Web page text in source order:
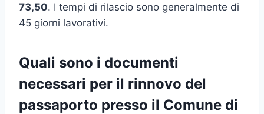
73,50. I tempi di rilascio sono generalmente di
45 giorni lavorativi.
Quali sono i documenti
necessari per il rinnovo del
passaporto presso il Comune di